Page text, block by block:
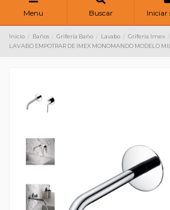
Menu Buscar Iniciar
Inicio Baños Grifería Baño Lavabo Griferia Imex
LAVABO EMPOTRAR DE IMEX MONOMANDO MODELO